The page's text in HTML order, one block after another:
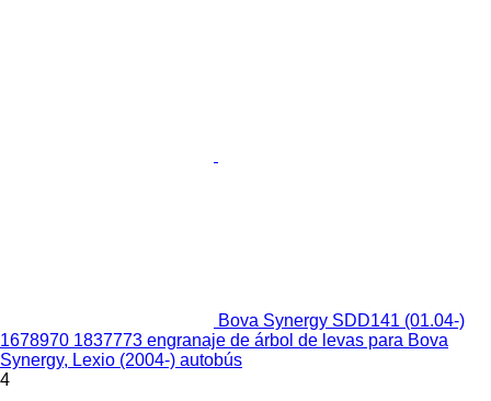
Bova Synergy SDD141 (01.04-)
1678970 1837773 engranaje de árbol de levas para Bova
Synergy, Lexio (2004-) autobús
4